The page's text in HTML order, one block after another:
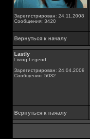
Зарегистрирован: 24.11.2008
Сообщения: 3420
Вернуться к началу
Lastly
Living Legend
Зарегистрирован: 24.04.2009
Сообщения: 5032
Вернуться к началу